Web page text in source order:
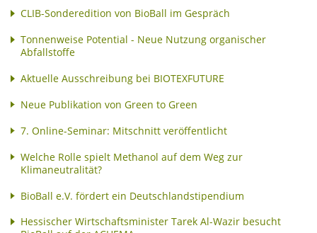
CLIB-Sonderedition von BioBall im Gespräch
Tonnenweise Potential - Neue Nutzung organischer
Abfallstoffe
Aktuelle Ausschreibung bei BIOTEXFUTURE
Neue Publikation von Green to Green
7. Online-Seminar: Mitschnitt veröffentlicht
Welche Rolle spielt Methanol auf dem Weg zur
Klimaneutralität?
BioBall e.V. fördert ein Deutschlandstipendium
Hessischer Wirtschaftsminister Tarek Al-Wazir besucht